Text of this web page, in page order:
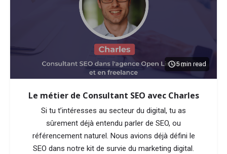
5 min read
Le métier de Consultant SEO avec Charles
Si tu t’intéresses au secteur du digital, tu as
sûrement déjà entendu parler de SEO, ou
référencement naturel. Nous avions déjà défini le
SEO dans notre kit de survie du marketing digital.